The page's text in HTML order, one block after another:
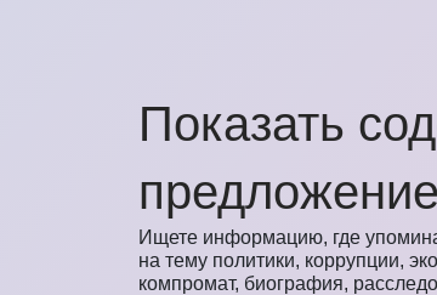
Показать
предложение
Ищете информацию, где
на тему политики, коррупции,
компромат, биография,